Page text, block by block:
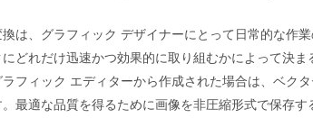
は、グラフィック デザイナーにとって日常的な作
どれだけ迅速かつ効果的に取り組むかによって決
フィック エディターから作成された場合は、ベク
最適な品質を得るために画像を非圧縮形式で保存